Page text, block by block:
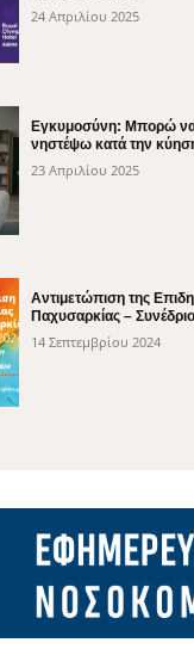
24 Απριλίου 2025
Εγκυμοσύνη: Μπορώ
νηστέψω κατά την
23 Απριλίου 2025
Αντιμετώπιση της
Παχυσαρκίας –
14 Σεπτεμβρίου 2024